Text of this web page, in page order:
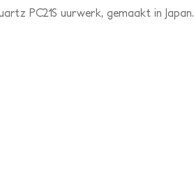
PC21S uurwerk, gemaakt in Japan.